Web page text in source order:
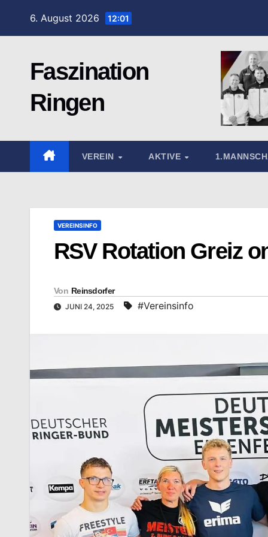
6. August 2026 12:01
Faszination
Ringen
VEREIN AKTIVE
VEREINSINFO
RSV Rotation Greiz
Von Reinsdorfer
JUNI 24, 2025 #Vereinsinfo